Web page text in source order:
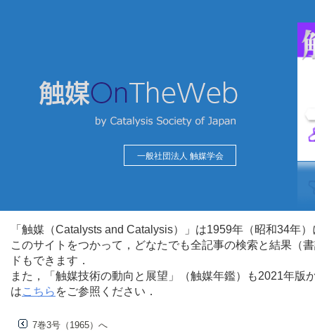
一般社団法人 触媒学会
「触媒（Catalysts and Catalysis）」は1959年（昭和34年
このサイトをつかって，どなたでも全記事の検索と結果（
ドもできます．
また，「触媒技術の動向と展望」（触媒年鑑）も2021年
はこちら をご参照ください．
7巻3号（1965）へ